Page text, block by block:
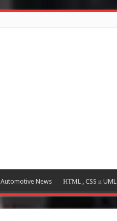
Automotive News НТМL , CSS и UML